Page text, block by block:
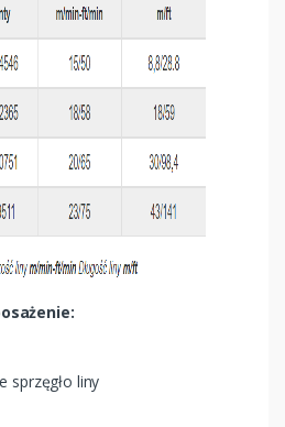
sprzęgło liny